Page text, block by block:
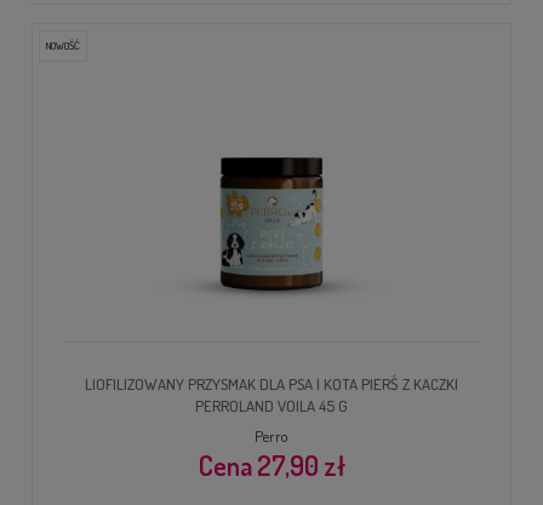
LIOFILIZOWANY PRZYSMAK DLA PSA I KOTA PIERŚ Z KACZKI
PERROLAND VOILA 45 G
Perro
27,90 zł
NOWOŚĆ